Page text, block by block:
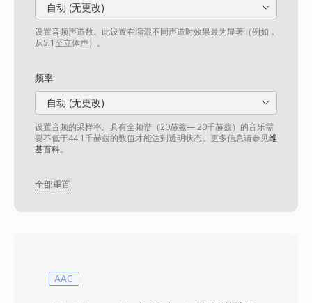
自动 (无更改)
设置音频声道数。此设置在缩混不同声道时效果最为显著（例如，
从5.1至立体声）。
频率:
自动 (无更改)
设置音频的采样率。具有全频谱（20赫兹— 20千赫兹）的音乐需
要不低于44.1千赫兹的数值才能达到透明状态。更多信息请参见维
基百科。
全部重置
AAC